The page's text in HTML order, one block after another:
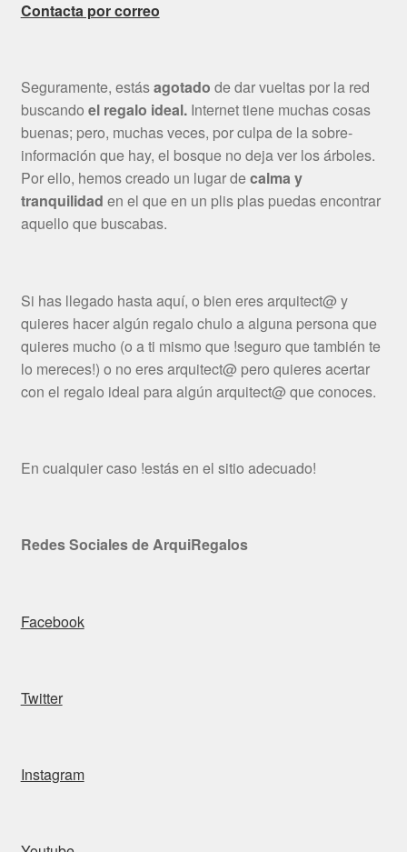
Contacta por correo
Seguramente, estásagotado de dar vueltas por la red
buscando el regalo ideal.Internet tiene muchas cosas
buenas; pero, muchas veces, por culpa de la sobre-
información que hay, el bosque no deja ver los árboles.
Por ello, hemos creado un lugar decalma y
tranquilidad en el que en un plis plas puedas encontrar
aquello que buscabas.
Si has llegado hasta aquí, o bien eres arquitect@ y
quieres hacer algún regalo chulo a alguna persona que
quieres mucho (o a ti mismo que !seguro que también te
lo mereces!) o no eres arquitect@ pero quieres acertar
con el regalo ideal para algún arquitect@ que conoces.
En cualquier caso !estás en el sitio adecuado!
Redes Sociales de ArquiRegalos
Facebook
Twitter
Instagram